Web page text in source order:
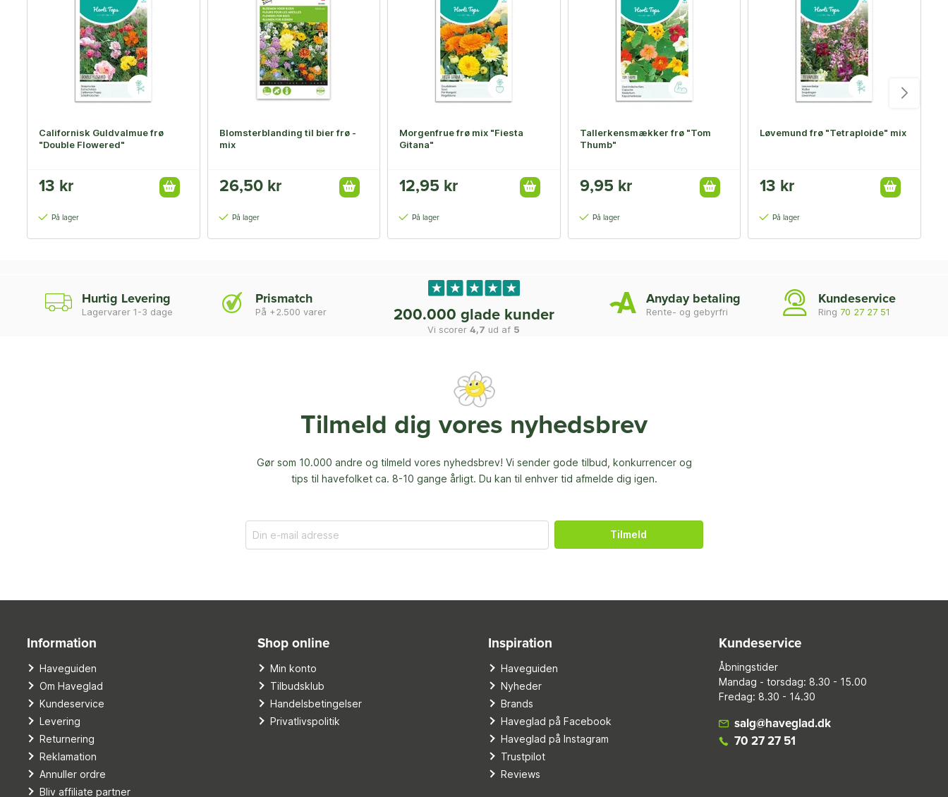
Californisk Guldvalmue frø
"Double Flowered"
13 kr
På lager
Blomsterblanding til bier frø -
mix
26,50 kr
På lager
Morgenfrue frø mix "Fiesta
Gitana"
12,95 kr
På lager
Tallerkensmækker frø "Tom
Thumb"
9,95 kr
På lager
Løvemund frø "Tetraploide" mix
13 kr
På lager
Hurtig Levering
Lagervarer 1-3 dage
Prismatch
På +2.500 varer 200.000 glade kunder
Vi scorer4,7 ud af 5
Anyday betaling
Rente- og gebyrfri
Kundeservice
Ring 70 27 27 51
Tilmeld dig vores nyhedsbrev
Gør som 10.000 andre og tilmeld vores nyhedsbrev! Vi sender gode tilbud, konkurrencer og
tips til havefolket ca. 8-10 gange årligt. Du kan til enhver tid afmelde dig igen.
Tilmeld
Information
Haveguiden
Om Haveglad
Kundeservice
Levering
Returnering
Reklamation
Annuller ordre
Bliv affiliate partner
Shop online
Min konto
Tilbudsklub
Handelsbetingelser
Privatlivspolitik
Inspiration
Haveguiden
Nyheder
Brands
Haveglad på Facebook
Haveglad på Instagram
Trustpilot
Reviews
Kundeservice
Åbningstider
Mandag - torsdag: 8.30 - 15.00
Fredag: 8.30 - 14.30
salg@haveglad.dk
70 27 27 51